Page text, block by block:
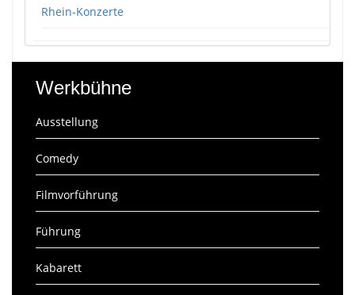
Rhein-Konzerte
Werkbühne
Ausstellung
Comedy
Filmvorführung
Führung
Kabarett